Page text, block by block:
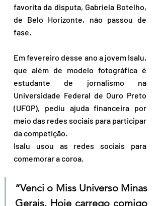
favorita da disputa, Gabriela Botelho,
de Belo Horizonte, não passou de
fase.
Em fevereiro desse ano a jovem Isalu,
que além de modelo fotográfica é
estudante de jornalismo na
Universidade Federal de Ouro Preto
(UFOP), pediu ajuda financeira por
meio das redes sociais para participar
da competição.
Isalu usou as redes sociais para
comemorar a coroa.
“Venci o Miss Universo Minas
Gerais. Hoje carrego comigo